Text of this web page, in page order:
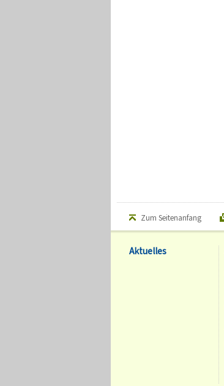
Zum Seitenanfang
Aktuelles